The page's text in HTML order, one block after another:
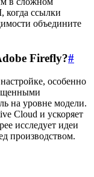
когда ссылки
объедините
Firefly?#
особенно
на уровне модели.
Cloud и ускоряет
исследует идеи
производством.